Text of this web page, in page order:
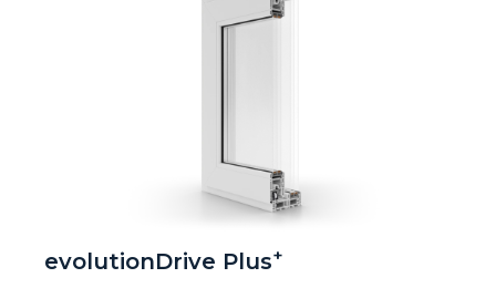
evolutionDrive Plus+